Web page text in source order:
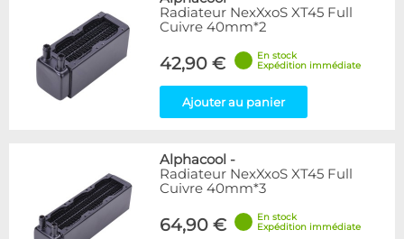
Radiateur NexXxoS XT45 Full
Cuivre 40mm*2
42,90 €
En stock
Expédition immédiate
Ajouter au panier
Alphacool -
Radiateur NexXxoS XT45 Full
Cuivre 40mm*3
64,90 €
En stock
Expédition immédiate